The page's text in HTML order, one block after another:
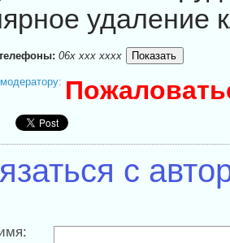
удаление
телефоны:06x xxx xxxx
с